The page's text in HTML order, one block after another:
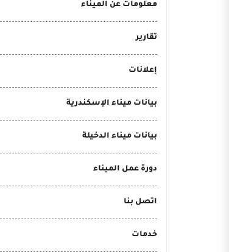
معلومات عن الميناء
تقارير
إعلانات
بيانات ميناء الإسكندرية
بيانات ميناء الدخيلة
دورة عمل الميناء
اتصل بنا
خدمات